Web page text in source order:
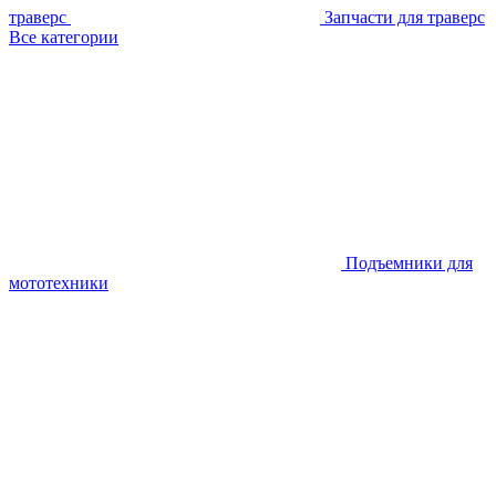
траверс
Запчасти для траверс
Все категории
Подъемники для
мототехники